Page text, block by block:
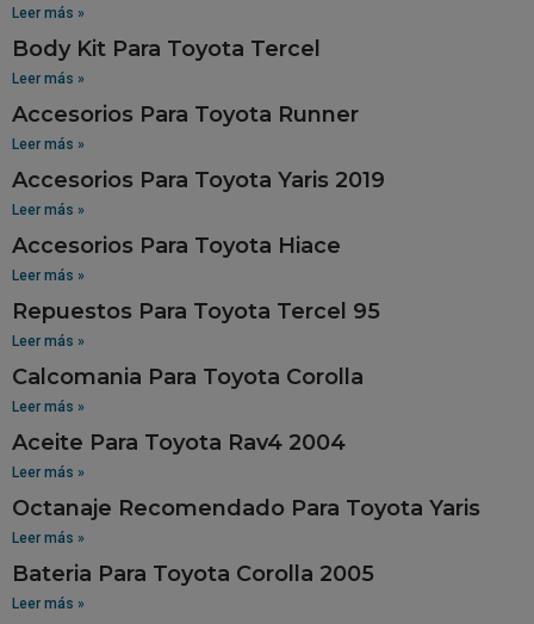
Leer más »
Body Kit Para Toyota Tercel
Leer más »
Accesorios Para Toyota Runner
Leer más »
Accesorios Para Toyota Yaris 2019
Leer más »
Accesorios Para Toyota Hiace
Leer más »
Repuestos Para Toyota Tercel 95
Leer más »
Calcomania Para Toyota Corolla
Leer más »
Aceite Para Toyota Rav4 2004
Leer más »
Octanaje Recomendado Para Toyota Yaris
Leer más »
Bateria Para Toyota Corolla 2005
Leer más »